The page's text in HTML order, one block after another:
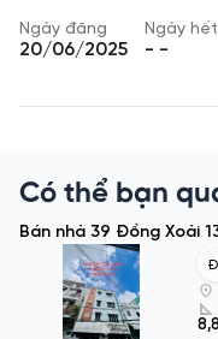
Ngày đăng
20/06/2025
Ngày
- -
Có thể bạn
Bán nhà 39 Đồng Xoài